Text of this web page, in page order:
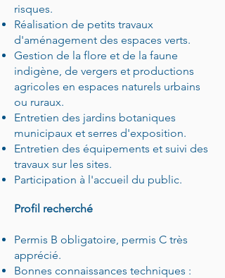
risques.
Réalisation de petits travaux
d'aménagement des espaces verts.
Gestion de la flore et de la faune
indigène, de vergers et productions
agricoles en espaces naturels urbains
ou ruraux.
Entretien des jardins botaniques
municipaux et serres d'exposition.
Entretien des équipements et suivi des
travaux sur les sites.
Participation à l'accueil du public.
Profil recherché
Permis B obligatoire, permis C très
apprécié.
Bonnes connaissances techniques :